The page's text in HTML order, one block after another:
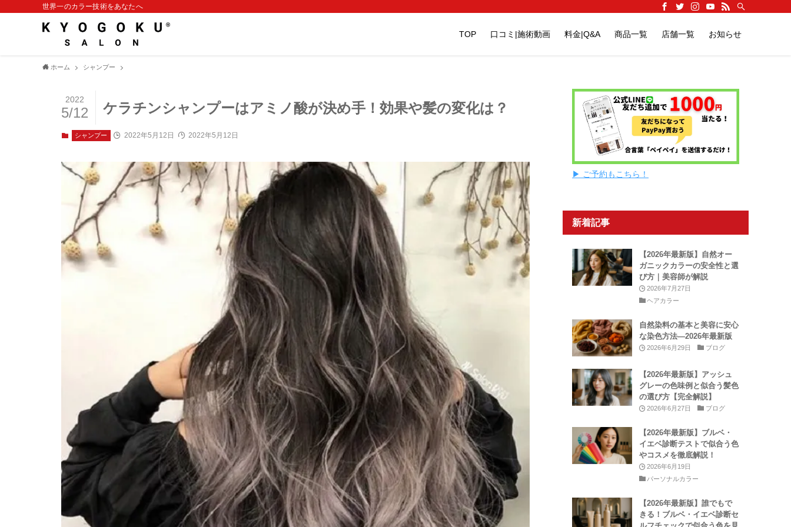
世界一のカラー技術をあなたへ
TOP 口コミ|施術動画 料金|Q&A 商品一覧 店舗一覧 お知らせ
ホーム シャンプー
ケラチンシャンプーはアミノ酸が決め手！効果や髪の変化は？
2022
5/12
シャンプー 2022年5月12日 2022年5月12日
▶ ご予約もこちら！
新着記事
【2026年最新版】自然オー
ガニックカラーの安全性と選
び方｜美容師が解説
2026年7月27日
ヘアカラー
自然染料の基本と美容に安心
な染色方法—2026年最新版
2026年6月29日 ブログ
【2026年最新版】アッシュ
グレーの色味例と似合う髪色
の選び方【完全解説】
2026年6月27日 ブログ
【2026年最新版】ブルベ・
イエベ診断テストで似合う色
やコスメを徹底解説！
2026年6月19日
パーソナルカラー
【2026年最新版】誰でもで
きる！ブルベ・イエベ診断セ